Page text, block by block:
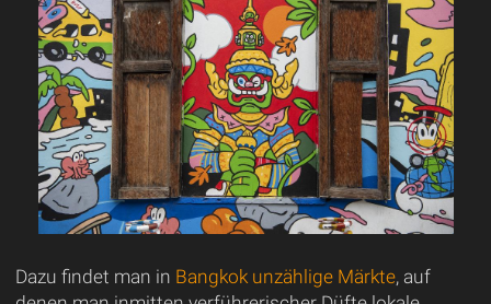
Dazu findet man in Bangkok unzählige Märkte, auf